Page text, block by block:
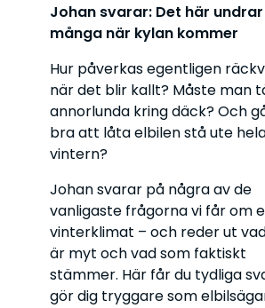
Johan svarar: Det här undrar
många när kylan kommer
Hur påverkas egentligen
när det blir kallt? Måste man
annorlunda kring däck? Och
bra att låta elbilen stå ute
vintern?
Johan svarar på några av de
vanligaste frågorna vi får om
vinterklimat – och reder ut
är myt och vad som faktiskt
stämmer. Här får du tydliga
gör dig tryggare som